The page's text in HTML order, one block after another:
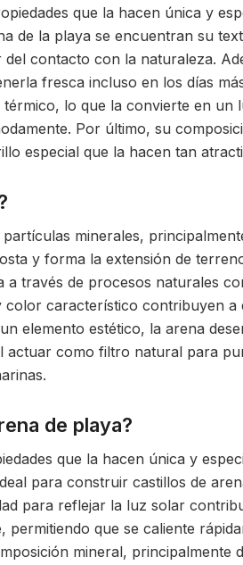
que la hacen única y
de la playa se encuentran su
contacto con la naturaleza.
fresca incluso en los días
térmico, lo que la convierte en un
Por último, su
especial que la hacen tan
minerales,
y forma la extensión de
a través de procesos naturales
característico contribuyen a
elemento estético, la arena
actuar como filtro natural para
de playa?
que la hacen única y
para construir castillos de
para reflejar la luz solar
que se caliente
mineral, principalmente